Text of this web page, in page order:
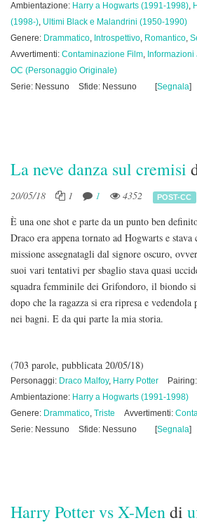
Ambientazione: Harry a Hogwarts (1991-1998),
(1998-), Ultimi Black e Malandrini (1950-1990)
Genere: Drammatico, Introspettivo, Romantico,
Avvertimenti: Contaminazione Film, Informazioni
OC (Personaggio Originale)
Serie: Nessuno
Sfide: Nessuno [Segnala]
La neve danza sul cremisi
20/05/18 1 1 4352 POST-CC
È una one shot e parte da un punto ben
Draco era appena tornato ad Hogwarts e
missione assegnatagli dal signore oscuro,
suoi vari tentativi per sbaglio stava quasi
squadra femminile dei Grifondoro, il biondo
dopo che la ragazza si era ripresa e
nei bagni. E da qui parte la mia storia.
(703 parole, pubblicata 20/05/18)
Personaggi: Draco Malfoy, Harry Potter
Ambientazione: Harry a Hogwarts (1991-1998)
Genere: Drammatico, Triste Avvertimenti:
Serie: Nessuno
Sfide: Nessuno [Segnala]
Harry Potter vs X-Mendi